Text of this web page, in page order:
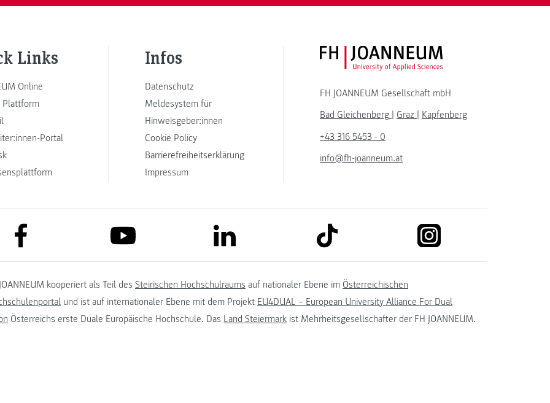
Links
Online
Plattform
Portal
Infos
Datenschutz
Meldesystem für
Hinweisgeber:innen
Cookie Policy
Barrierefreiheitserklärung
Impressum
FH JOANNEUM Logo
FH JOANNEUM Gesellschaft mbH
Bad Gleichenberg
Graz
Kapfenberg
+43 316 5453 - 0
info@fh-joanneum.at
link to facebook link to youtube link to linkedin link to tiktok link to instagram
kooperiert als Teil des Steirischen Hochschulraums auf nationaler Ebene im Österreichischen
und ist auf internationaler Ebene mit dem Projekt EU4DUAL – European University Alliance For Dual
Österreichs erste Duale Europäische Hochschule. Das Land Steiermark ist Mehrheitsgesellschafter der FH JOANNEUM.